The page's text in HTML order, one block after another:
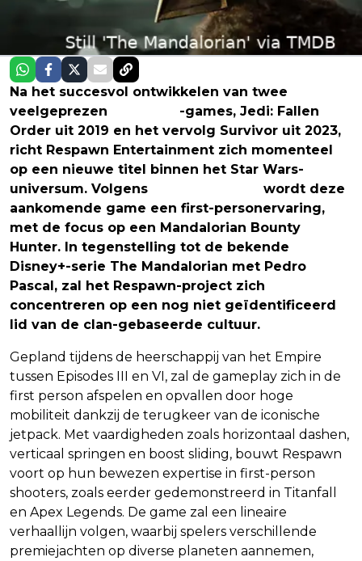
Na het succesvol ontwikkelen van twee
veelgeprezen
-games, Jedi: Fallen
Order uit 2019 en het vervolg Survivor uit 2023,
richt Respawn Entertainment zich momenteel
op een nieuwe titel binnen het Star Wars-
universum. Volgens
wordt deze
aankomende game een first-personervaring,
met de focus op een Mandalorian Bounty
Hunter. In tegenstelling tot de bekende
Disney+-serie The Mandalorian met Pedro
Pascal, zal het Respawn-project zich
concentreren op een nog niet geïdentificeerd
lid van de clan-gebaseerde cultuur.
Gepland tijdens de heerschappij van het Empire
tussen Episodes III en VI, zal de gameplay zich in de
first person afspelen en opvallen door hoge
mobiliteit dankzij de terugkeer van de iconische
jetpack. Met vaardigheden zoals horizontaal dashen,
verticaal springen en boost sliding, bouwt Respawn
voort op hun bewezen expertise in first-person
shooters, zoals eerder gedemonstreerd in Titanfall
en Apex Legends. De game zal een lineaire
verhaallijn volgen, waarbij spelers verschillende
premiejachten op diverse planeten aannemen,